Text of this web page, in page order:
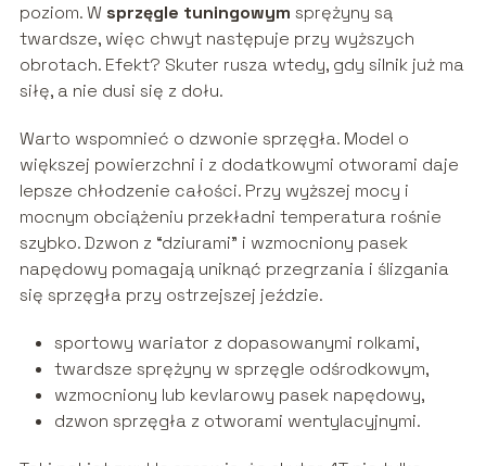
poziom. W sprzęgle tuningowym sprężyny są
twardsze, więc chwyt następuje przy wyższych
obrotach. Efekt? Skuter rusza wtedy, gdy silnik już ma
siłę, a nie dusi się z dołu.
Warto wspomnieć o dzwonie sprzęgła. Model o
większej powierzchni i z dodatkowymi otworami daje
lepsze chłodzenie całości. Przy wyższej mocy i
mocnym obciążeniu przekładni temperatura rośnie
szybko. Dzwon z “dziurami” i wzmocniony pasek
napędowy pomagają uniknąć przegrzania i ślizgania
się sprzęgła przy ostrzejszej jeździe.
sportowy wariator z dopasowanymi rolkami,
twardsze sprężyny w sprzęgle odśrodkowym,
wzmocniony lub kevlarowy pasek napędowy,
dzwon sprzęgła z otworami wentylacyjnymi.